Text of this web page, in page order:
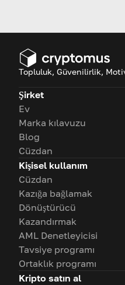
Topluluk, Güvenilirlik,
Şirket
Ev
Marka kılavuzu
Blog
Cüzdan
Kişisel kullanım
Cüzdan
Kazığa bağlamak
Dönüştürücü
Kazandırmak
AML Denetleyicisi
Tavsiye programı
Ortaklık programı
Kripto satın al